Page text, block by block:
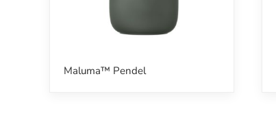
Maluma™ Pendel